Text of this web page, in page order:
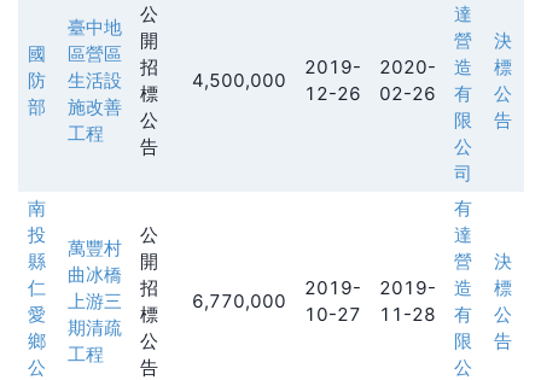
國
防
部
臺中地
區營區
生活設
施改善
工程
公
開
招
標
公
告
4,500,000
2019-
12-26
2020-
02-26
達
營
造
有
限
公
司
決
標
公
告
南
投
縣
仁
愛
鄉
公
萬豐村
曲冰橋
上游三
期清疏
工程
公
開
招
標
公
告
6,770,000
2019-
10-27
2019-
11-28
有
達
營
造
有
限
公
決
標
公
告